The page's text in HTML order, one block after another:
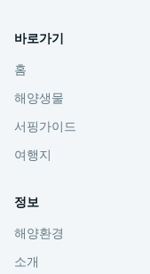
바로가기
홈
해양생물
서핑가이드
여행지
정보
해양환경
소개